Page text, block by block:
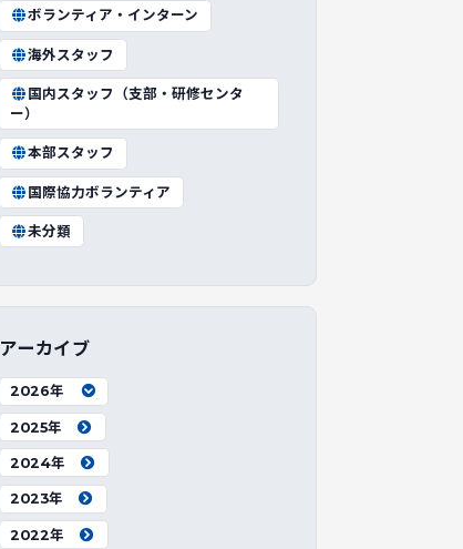
ボランティア・インターン
海外スタッフ
国内スタッフ（支部・研修センタ
ー）
本部スタッフ
国際協力ボランティア
未分類
アーカイブ
2026年
2025年
2024年
2023年
2022年